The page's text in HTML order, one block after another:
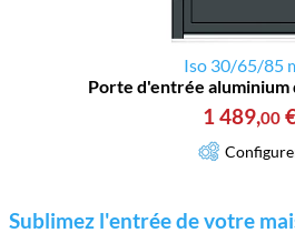
Iso 30/65/85
Porte d'entrée aluminium
1 489,00
Sublimez l'entrée de votre